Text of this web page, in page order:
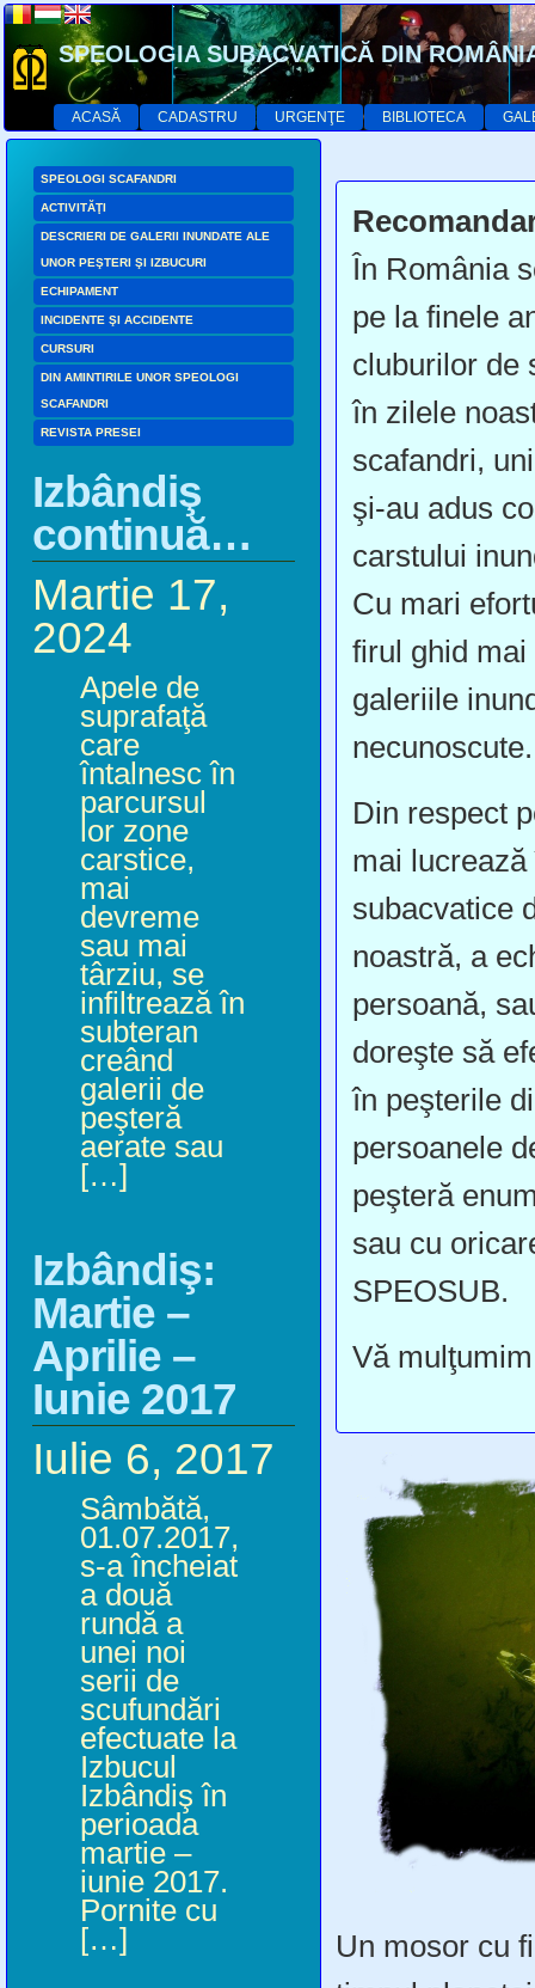
SPEOLOGIA SUBACVATICĂ DIN
ACASĂ CADASTRU URGENŢE BIBLIOTECA
SPEOLOGI SCAFANDRI
ACTIVITĂŢI
DESCRIERI DE GALERII INUNDATE ALE
UNOR PEŞTERI ŞI IZBUCURI
ECHIPAMENT
INCIDENTE ŞI ACCIDENTE
CURSURI
DIN AMINTIRILE UNOR SPEOLOGI
SCAFANDRI
REVISTA PRESEI
Izbândiş
continuă…
Martie 17,
2024
Apele de
suprafaţă
care
întalnesc în
parcursul
lor zone
carstice,
mai
devreme
sau mai
târziu, se
infiltrează în
subteran
creând
galerii de
peşteră
aerate sau
[…]
Izbândiş:
Martie –
Aprilie –
Iunie 2017
Iulie 6, 2017
Sâmbătă,
01.07.2017,
s-a încheiat
a două
rundă a
unei noi
serii de
scufundări
efectuate la
Izbucul
Izbândiş în
perioada
martie –
iunie 2017.
Pornite cu
[…]
În România
pe la finele
cluburilor de
în zilele
scafandri,
şi-au adus
carstului
Cu mari
firul ghid
galeriile
necunoscute.
Din respect
mai
subacvatice
noastră, a
persoană,
doreşte să
în peşterile
persoanele
peşteră
sau cu
SPEOSUB.
Vă
Un mosor cu